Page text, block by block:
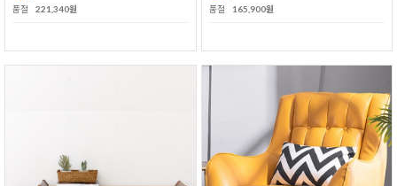
품절
221,340원
품절
165,900원